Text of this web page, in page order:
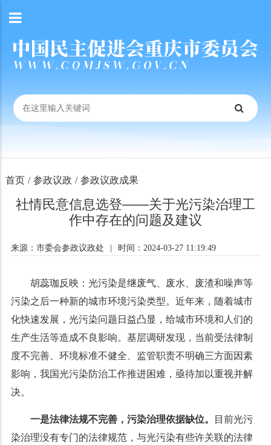
首页 / 参政议政 / 参政议政成果
社情民意信息选登——关于光污染治理工
作中存在的问题及建议
来源：市委会参政议政处 时间：2024-03-27 11:19:49
胡蕊珈反映：光污染是继废气、废水、废渣和噪声等
污染之后一种新的城市环境污染类型。近年来，随着城市
化快速发展，光污染问题日益凸显，给城市环境和人们的
生产生活等造成不良影响。基层调研发现，当前受法律制
度不完善、环境标准不健全、监管职责不明确三方面因素
影响，我国光污染防治工作推进困难，亟待加以重视并解
决。
一是法律法规不完善，污染治理依据缺位。
目前光污
染治理没有专门的法律规范，与光污染有些许关联的法律